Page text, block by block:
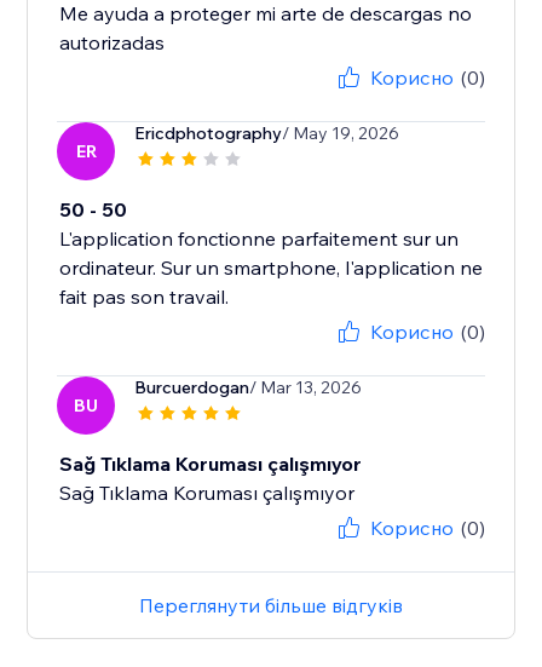
Me ayuda a proteger mi arte de descargas no
autorizadas
Корисно (0)
ER
Ericdphotography/ May 19, 2026
50 - 50
L'application fonctionne parfaitement sur un
ordinateur. Sur un smartphone, l'application ne
fait pas son travail.
Корисно (0)
BU
Burcuerdogan/ Mar 13, 2026
Sağ Tıklama Koruması çalışmıyor
Sağ Tıklama Koruması çalışmıyor
Корисно (0)
Переглянути більше відгуків